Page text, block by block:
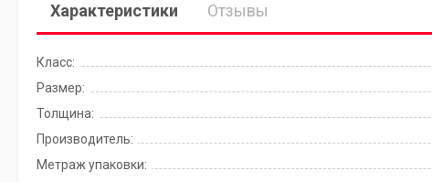
Характеристики Отзывы
Класс:
Размер:
Толщина:
Производитель:
Метраж упаковки: